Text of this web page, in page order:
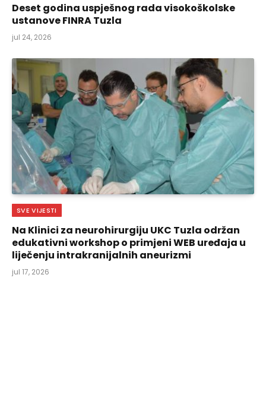
Deset godina uspješnog rada visokoškolske
ustanove FINRA Tuzla
jul 24, 2026
SVE VIJESTI
Na Klinici za neurohirurgiju UKC Tuzla održan
edukativni workshop o primjeni WEB uređaja u
liječenju intrakranijalnih aneurizmi
jul 17, 2026